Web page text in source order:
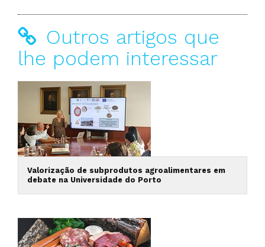
Outros artigos que
lhe podem interessar
Valorização de subprodutos agroalimentares em
debate na Universidade do Porto